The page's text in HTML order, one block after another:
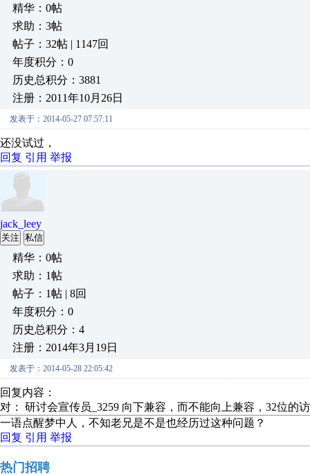
精华：0帖
求助：3帖
帖子：32帖 | 1147回
年度积分：0
历史总积分：3881
注册：2011年10月26日
发表于：2014-05-27 07:57:11
还没试过，
回复 引用 举报
jack_leey
关注 私信
精华：0帖
求助：1帖
帖子：1帖 | 8回
年度积分：0
历史总积分：4
注册：2014年3月19日
发表于：2014-05-28 22:05:42
回复内容：
对： 研讨会宣传员_3259 向下兼容，而不能向上兼容，32位的
一语点醒梦中人，不知老兄是不是也经历过这种问题？
回复 引用 举报
热门招聘